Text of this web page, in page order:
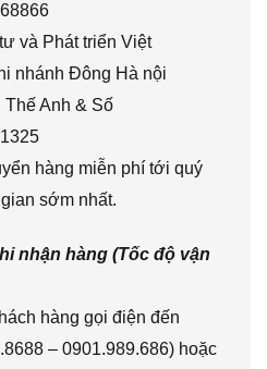
và Phát triển Việt
nhánh Đông Hà nội
Anh & Số
hàng miễn phí tới quý
sớm nhất.
nhận hàng (Tốc độ vận
hàng gọi điện đến
– 0901.989.686) hoặc